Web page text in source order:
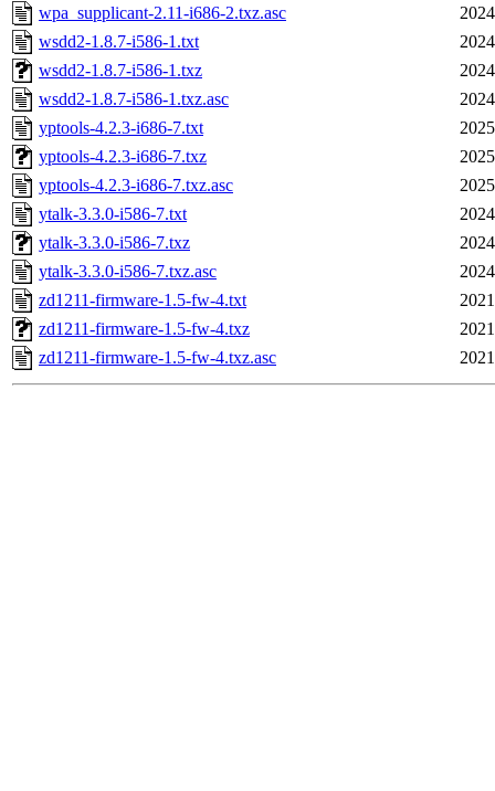
wpa_supplicant-2.11-i686-2.txz.asc
wsdd2-1.8.7-i586-1.txt
wsdd2-1.8.7-i586-1.txz
wsdd2-1.8.7-i586-1.txz.asc
yptools-4.2.3-i686-7.txt
yptools-4.2.3-i686-7.txz
yptools-4.2.3-i686-7.txz.asc
ytalk-3.3.0-i586-7.txt
ytalk-3.3.0-i586-7.txz
ytalk-3.3.0-i586-7.txz.asc
zd1211-firmware-1.5-fw-4.txt
zd1211-firmware-1.5-fw-4.txz
zd1211-firmware-1.5-fw-4.txz.asc